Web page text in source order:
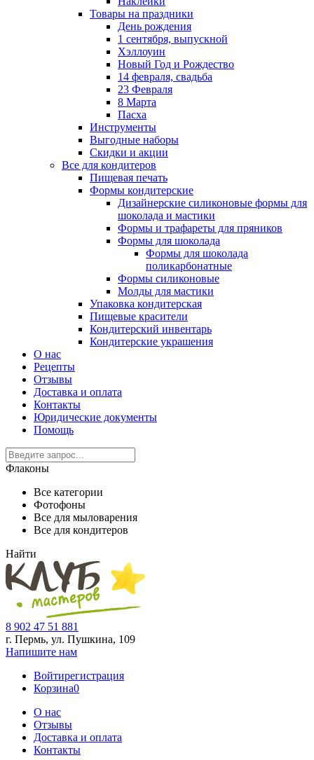
Товары на праздники
День рождения
1 сентября, выпускной
Хэллоуин
Новый Год и Рождество
14 февраля, свадьба
23 Февраля
8 Марта
Пасха
Инструменты
Выгодные наборы
Скидки и акции
Все для кондитеров
Пищевая печать
Формы кондитерские
Дизайнерские силиконовые формы для
шоколада и мастики
Формы и трафареты для пряников
Формы для шоколада
Формы для шоколада
поликарбонатные
Формы силиконовые
Молды для мастики
Упаковка кондитерская
Пищевые красители
Кондитерский инвентарь
Кондитерские украшения
О нас
Рецепты
Отзывы
Доставка и оплата
Контакты
Юридические документы
Помощь
Флаконы
Все категории
Фотофоны
Все для мыловарения
Все для кондитеров
Найти
8 902 47 51 881
г. Пермь, ул. Пушкина, 109
Напишите нам
Войтирегистрация
Корзина0
О нас
Отзывы
Доставка и оплата
Контакты